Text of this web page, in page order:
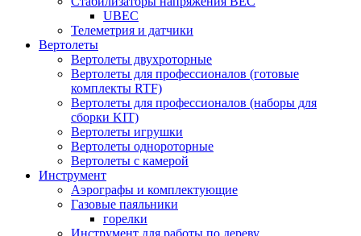
UBEC
Телеметрия и датчики
Вертолеты
Вертолеты двухроторные
Вертолеты для профессионалов (готовые
комплекты RTF)
Вертолеты для профессионалов (наборы для
сборки KIT)
Вертолеты игрушки
Вертолеты однороторные
Вертолеты с камерой
Инструмент
Аэрографы и комплектующие
Газовые паяльники
горелки
Инструмент для работы по дереву